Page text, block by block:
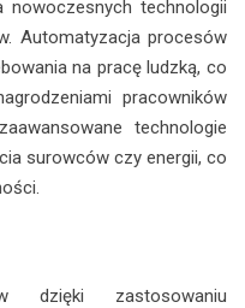
nowoczesnych technologii
Automatyzacja procesów
na pracę ludzką, co
pracowników
technologie
surowców czy energii, co
dzięki zastosowaniu